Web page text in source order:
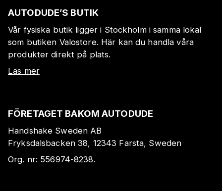
AUTODUDE’S BUTIK
Vår fysiska butik ligger i Stockholm i samma lokal
som butiken Valostore. Här kan du handla våra
produkter direkt på plats.
Läs mer
FÖRETAGET BAKOM AUTODUDE
Handshake Sweden AB
Fryksdalsbacken 38, 12343 Farsta, Sweden
Org. nr: 556974-8238.